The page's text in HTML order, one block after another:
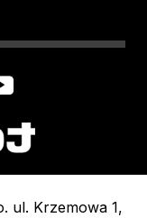
ul. Krzemowa 1,